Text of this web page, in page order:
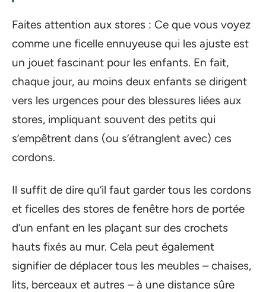
Faites attention aux stores : Ce que vous voyez
comme une ficelle ennuyeuse qui les ajuste est
un jouet fascinant pour les enfants. En fait,
chaque jour, au moins deux enfants se dirigent
vers les urgences pour des blessures liées aux
stores, impliquant souvent des petits qui
s’empêtrent dans (ou s’étranglent avec) ces
cordons.
Il suffit de dire qu’il faut garder tous les cordons
et ficelles des stores de fenêtre hors de portée
d’un enfant en les plaçant sur des crochets
hauts fixés au mur. Cela peut également
signifier de déplacer tous les meubles – chaises,
lits, berceaux et autres – à une distance sûre